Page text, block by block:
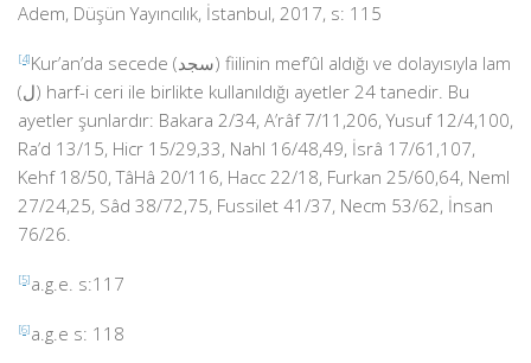
Adem, Düşün Yayıncılık, İstanbul, 2017, s: 115
[4]Kur’an’da secede (سجد) fiilinin mef’ûl aldığı ve dolayısıyla lam
(ل) harf-i ceri ile birlikte kullanıldığı ayetler 24 tanedir. Bu
ayetler şunlardır: Bakara 2/34, A’râf 7/11,206, Yusuf 12/4,100,
Ra’d 13/15, Hicr 15/29,33, Nahl 16/48,49, İsrâ 17/61,107,
Kehf 18/50, TâHâ 20/116, Hacc 22/18, Furkan 25/60,64, Neml
27/24,25, Sâd 38/72,75, Fussilet 41/37, Necm 53/62, İnsan
76/26.
[5]a.g.e. s:117
[6]a.g.e s: 118